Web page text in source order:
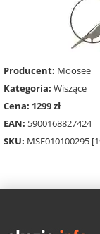
Producent: Moosee
Kategoria: Wiszące
Cena: 1299 zł
EAN: 5900168827424
SKU: MSE010100295